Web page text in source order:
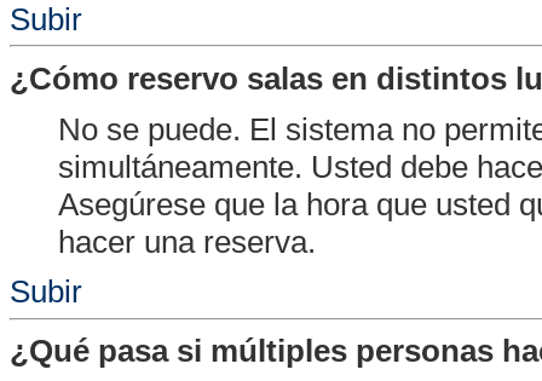
Subir
¿Cómo reservo salas en distintos
No se puede. El sistema no
simultáneamente. Usted debe
Asegúrese que la hora que usted
hacer una reserva.
Subir
¿Qué pasa si múltiples personas